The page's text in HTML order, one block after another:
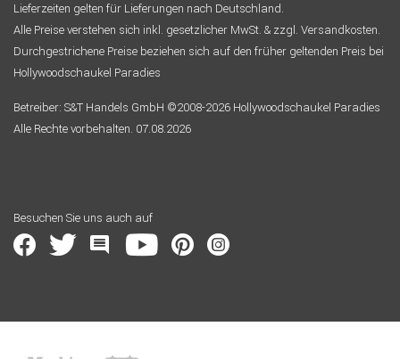
Lieferzeiten gelten für Lieferungen nach Deutschland.
Alle Preise verstehen sich inkl. gesetzlicher MwSt. & zzgl. Versandkosten.
Durchgestrichene Preise beziehen sich auf den früher geltenden Preis bei
Hollywoodschaukel Paradies
Betreiber: S&T Handels GmbH ©2008-2026 Hollywoodschaukel Paradies
Alle Rechte vorbehalten. 07.08.2026
Besuchen Sie uns auch auf